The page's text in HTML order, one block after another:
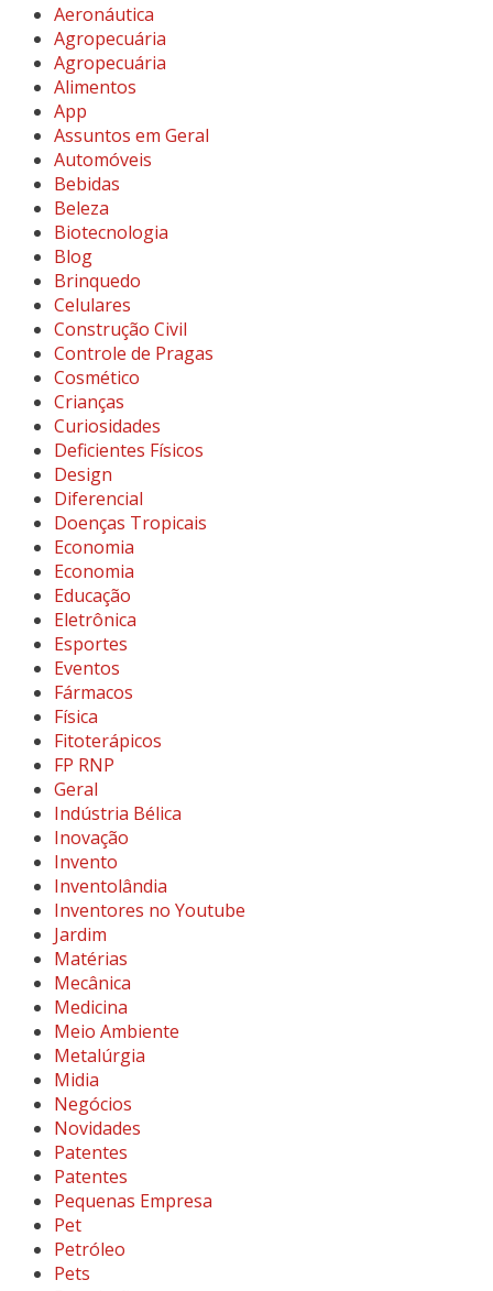
Aeronáutica
Agropecuária
Agropecuária
Alimentos
App
Assuntos em Geral
Automóveis
Bebidas
Beleza
Biotecnologia
Blog
Brinquedo
Celulares
Construção Civil
Controle de Pragas
Cosmético
Crianças
Curiosidades
Deficientes Físicos
Design
Diferencial
Doenças Tropicais
Economia
Economia
Educação
Eletrônica
Esportes
Eventos
Fármacos
Física
Fitoterápicos
FP RNP
Geral
Indústria Bélica
Inovação
Invento
Inventolândia
Inventores no Youtube
Jardim
Matérias
Mecânica
Medicina
Meio Ambiente
Metalúrgia
Midia
Negócios
Novidades
Patentes
Patentes
Pequenas Empresa
Pet
Petróleo
Pets